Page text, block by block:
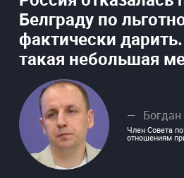
Белграду по
фактически дарить.
такая небольшая
Член Совета
отношениям